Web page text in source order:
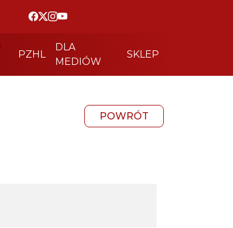
PZHL
DLA
MEDIÓW
SKLEP
POWRÓT